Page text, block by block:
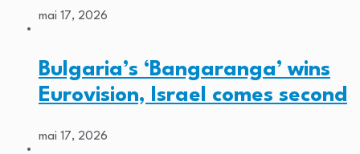
mai 17, 2026
Bulgaria’s ‘Bangaranga’ wins
Eurovision, Israel comes second
mai 17, 2026